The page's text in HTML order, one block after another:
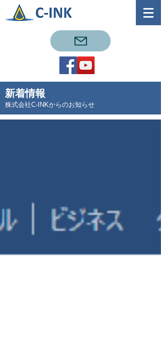
新着情報
株式会社C-INKからのお知らせ